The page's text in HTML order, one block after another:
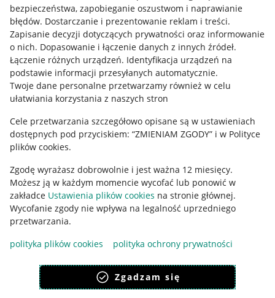
bezpieczeństwa, zapobieganie oszustwom i naprawianie
błędów. Dostarczanie i prezentowanie reklam i treści.
Zapisanie decyzji dotyczących prywatności oraz informowanie
o nich. Dopasowanie i łączenie danych z innych źródeł.
Łączenie różnych urządzeń. Identyfikacja urządzeń na
podstawie informacji przesyłanych automatycznie.
Twoje dane personalne przetwarzamy również w celu
ułatwiania korzystania z naszych stron
Cele przetwarzania szczegółowo opisane są w ustawieniach
dostępnych pod przyciskiem: “ZMIENIAM ZGODY” i w Polityce
plików cookies.
Zgodę wyrażasz dobrowolnie i jest ważna 12 miesięcy.
Możesz ją w każdym momencie wycofać lub ponowić w
zakładce Ustawienia plików cookies na stronie głównej.
Wycofanie zgody nie wpływa na legalność uprzedniego
przetwarzania.
polityka plików cookies
polityka ochrony prywatności
Zgadzam się
Informacje prawne
Regulamin
Polityka plików "cookies"
Ustawienia plików "cookies"
Udostępnianie lokalizacji
Informacje dla Aktu o Usługach Cyfrowych
Pobierz aplikację